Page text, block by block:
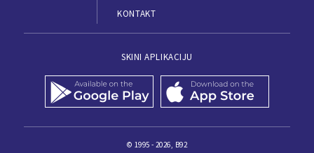
KONTAKT
SKINI APLIKACIJU
© 1995 - 2026, B92